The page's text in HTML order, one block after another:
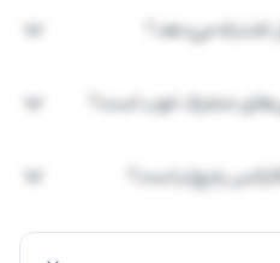
می‌دهد؟
متحرک خوب است؟
رایج‌تر است؟